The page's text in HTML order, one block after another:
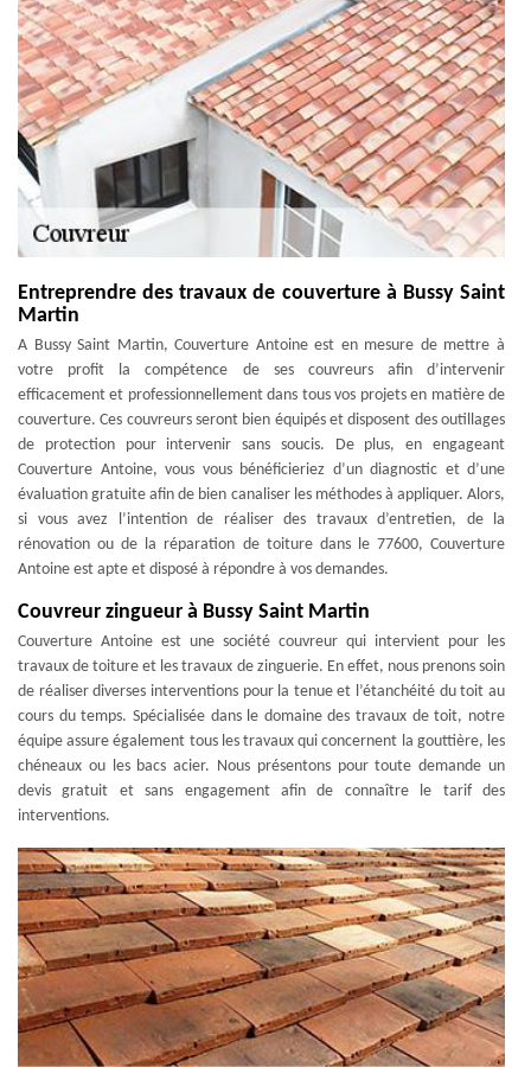
Entreprendre des travaux de couverture à Bussy Saint
Martin
A Bussy Saint Martin, Couverture Antoine est en mesure de mettre à
votre profit la compétence de ses couvreurs afin d’intervenir
efficacement et professionnellement dans tous vos projets en matière de
couverture. Ces couvreurs seront bien équipés et disposent des outillages
de protection pour intervenir sans soucis. De plus, en engageant
Couverture Antoine, vous vous bénéficieriez d’un diagnostic et d’une
évaluation gratuite afin de bien canaliser les méthodes à appliquer. Alors,
si vous avez l’intention de réaliser des travaux d’entretien, de la
rénovation ou de la réparation de toiture dans le 77600, Couverture
Antoine est apte et disposé à répondre à vos demandes.
Couvreur zingueur à Bussy Saint Martin
Couverture Antoine est une société couvreur qui intervient pour les
travaux de toiture et les travaux de zinguerie. En effet, nous prenons soin
de réaliser diverses interventions pour la tenue et l’étanchéité du toit au
cours du temps. Spécialisée dans le domaine des travaux de toit, notre
équipe assure également tous les travaux qui concernent la gouttière, les
chéneaux ou les bacs acier. Nous présentons pour toute demande un
devis gratuit et sans engagement afin de connaître le tarif des
interventions.